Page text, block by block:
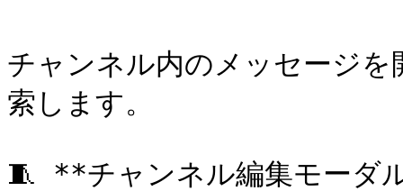
チャンネル内のメッセージ
索します。
🧵 **チャンネル編集モーダ